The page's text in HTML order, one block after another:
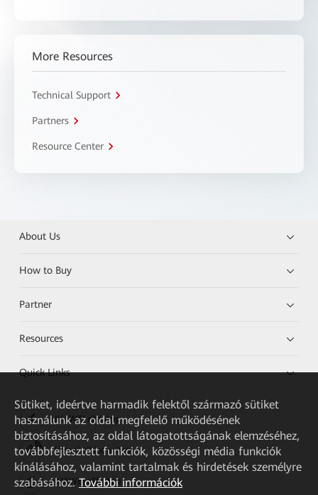
More Resources
Technical Support
Partners
Resource Center
About Us
How to Buy
Partner
Resources
Quick Links
HUAWEI eKit App
Huawei HiKnow App
HUAWEI eFly App
Sütiket, ideértve harmadik felektől származó sütiket
használunk az oldal megfelelő működésének
biztosításához, az oldal látogatottságának elemzéséhez,
továbbfejlesztett funkciók, közösségi média funkciók
kínálásához, valamint tartalmak és hirdetések személyre
szabásához. További információk